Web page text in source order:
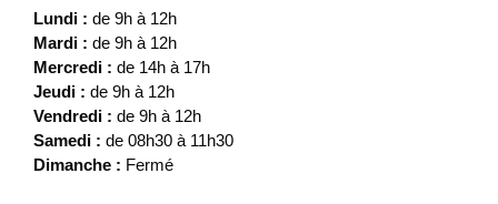
Lundi : de 9h à 12h
Mardi : de 9h à 12h
Mercredi : de 14h à 17h
Jeudi : de 9h à 12h
Vendredi : de 9h à 12h
Samedi : de 08h30 à 11h30
Dimanche : Fermé